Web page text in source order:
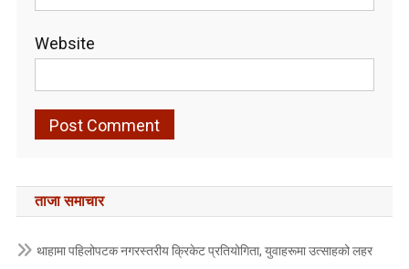
Website
ताजा समाचार
थाहामा पहिलोपटक नगरस्तरीय क्रिकेट प्रतियोगिता, युवाहरूमा उत्साहको लहर